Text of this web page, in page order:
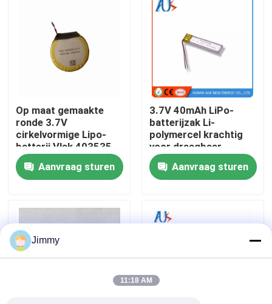
Video's
Over ons
Fabriekstocht
Kwaliteitscontrole
Vraag een offerte
lithium-polymerbatterij
De Batterij van douanelipo
Op maat gemaakte
ronde 3.7V
cirkelvormige Lipo-
batterij Vlak 403535
450mah 403533
380mAh Oplaadbare
lithium-
Aanvraag sturen
3.7V 40mAh LiPo-
batterijzak Li-
polymercel krachtig
voor draagbaar
apparaat
Aanvraag sturen
Jimmy
11:18 AM